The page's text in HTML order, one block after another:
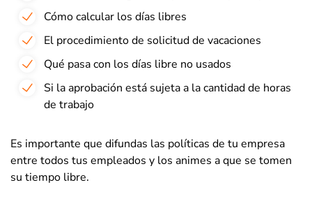
Cómo calcular los días libres
El procedimiento de solicitud de vacaciones
Qué pasa con los días libre no usados
Si la aprobación está sujeta a la cantidad de horas
de trabajo
Es importante que difundas las políticas de tu empresa
entre todos tus empleados y los animes a que se tomen
su tiempo libre.